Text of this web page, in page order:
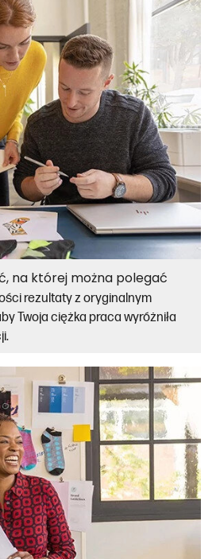
na której można polegać
rezultaty z oryginalnym
Twoja ciężka praca wyróżniła